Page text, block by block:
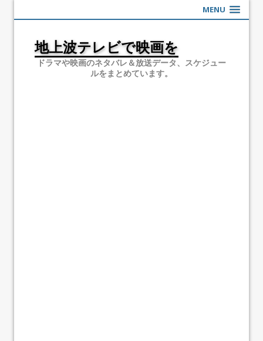
MENU
地上波テレビで映画を
ドラマや映画のネタバレ＆放送データ、スケジュー
ルをまとめています。